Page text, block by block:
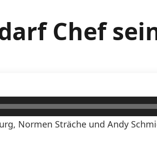
Chef
Normen Sträche und Andy